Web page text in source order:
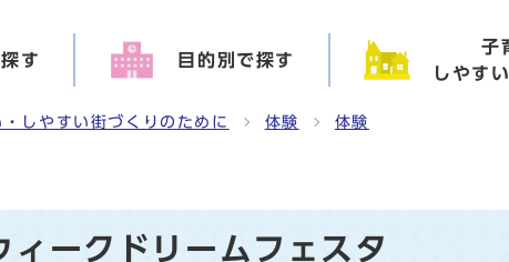
す 目的別で探す
子
しやす
しやすい街づくりのために 体験 体験
ークドリームフェスタ